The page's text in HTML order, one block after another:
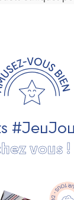
choix de
de qualité et
Ils nous
des jeux
des
vous !